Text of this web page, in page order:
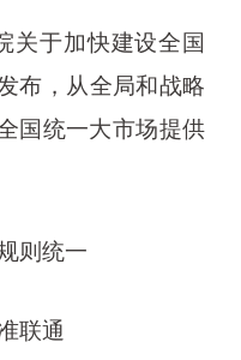
于加快建设全国
布，从全局和战略
国统一大市场提供
则统一
联通